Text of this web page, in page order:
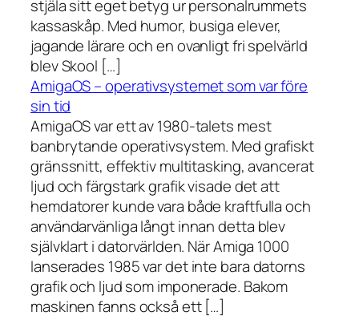
stjäla sitt eget betyg ur personalrummets
kassaskåp. Med humor, busiga elever,
jagande lärare och en ovanligt fri spelvärld
blev Skool […]
AmigaOS – operativsystemet som var före
sin tid
AmigaOS var ett av 1980-talets mest
banbrytande operativsystem. Med grafiskt
gränssnitt, effektiv multitasking, avancerat
ljud och färgstark grafik visade det att
hemdatorer kunde vara både kraftfulla och
användarvänliga långt innan detta blev
självklart i datorvärlden. När Amiga 1000
lanserades 1985 var det inte bara datorns
grafik och ljud som imponerade. Bakom
maskinen fanns också ett […]